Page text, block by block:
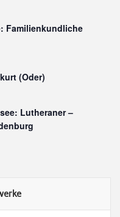
Familienkundliche
(Oder)
Lutheraner –